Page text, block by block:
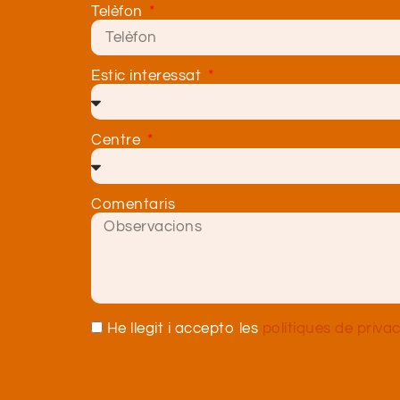
Telèfon
Estic interessat
Centre
Comentaris
He llegit i accepto les polítiques de